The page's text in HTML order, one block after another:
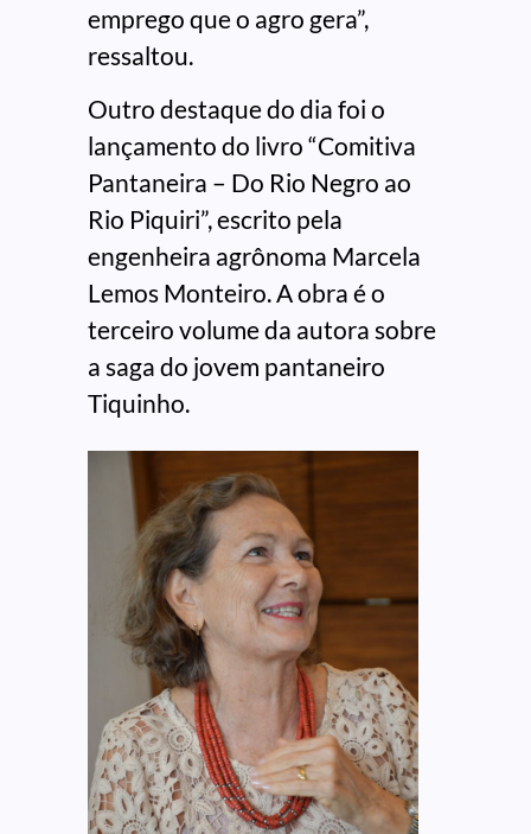
emprego que o agro gera”,
ressaltou.
Outro destaque do dia foi o
lançamento do livro “Comitiva
Pantaneira – Do Rio Negro ao
Rio Piquiri”, escrito pela
engenheira agrônoma Marcela
Lemos Monteiro. A obra é o
terceiro volume da autora sobre
a saga do jovem pantaneiro
Tiquinho.